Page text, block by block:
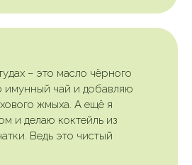
– это масло чёрного
имунный чай и добавляю
жмыха. А ещё я
и делаю коктейль из
Ведь это чистый